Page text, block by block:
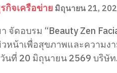
กิจเครือข่าย มิถุนายน 21,
จัดอบรม “Beauty Zen
หน้าเพื่อสุขภาพและความง
นที่ 20 มิถุนายน 2569 บริษัท